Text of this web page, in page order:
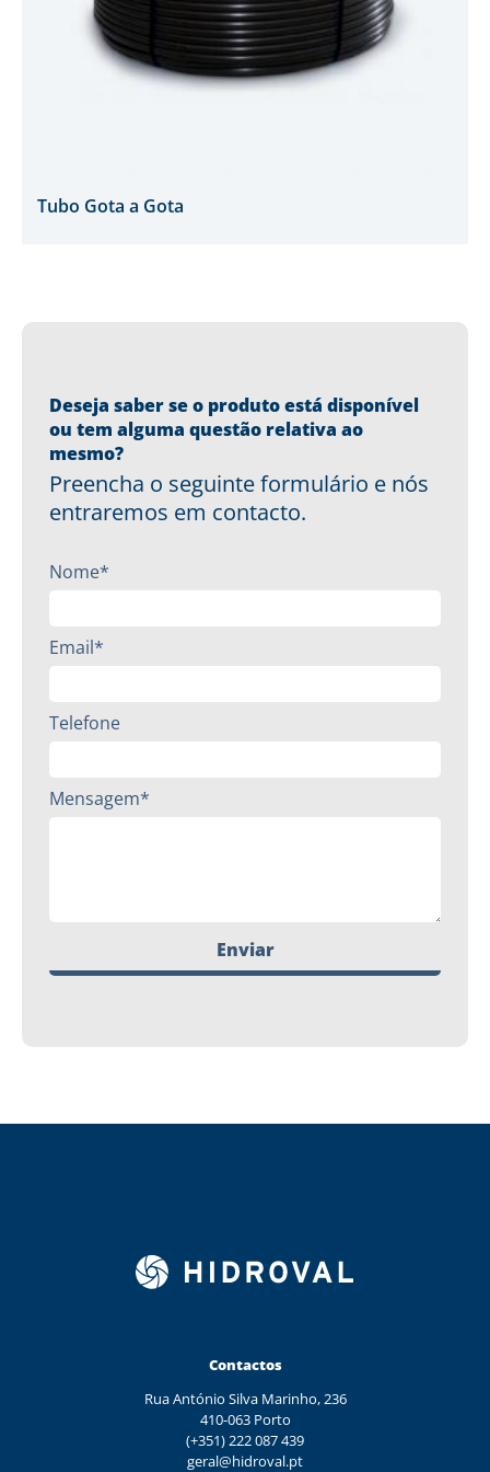
Tubo Gota a Gota
Deseja saber se o produto está disponível
ou tem alguma questão relativa ao
mesmo?
Preencha o seguinte formulário e nós
entraremos em contacto.
Nome*
Email*
Telefone
Mensagem*
Enviar
Contactos
Rua António Silva Marinho, 236
410-063 Porto
(+351) 222 087 439
geral@hidroval.pt